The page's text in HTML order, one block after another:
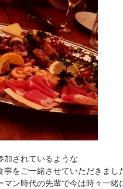
加されているような
事をご一緒させていただきまし
マン時代の先輩で今は時々一緒